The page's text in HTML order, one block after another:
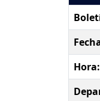
Hora: